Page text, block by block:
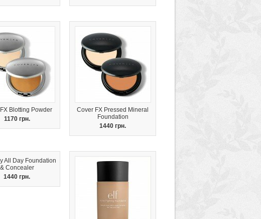
Blotting Powder
1170 грн.
Cover FX Pressed Mineral
Foundation
1440 грн.
All Day Foundation
& Concealer
1440 грн.